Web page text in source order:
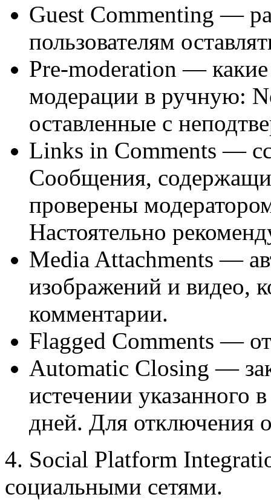
Guest Commenting —
пользователям
Pre-moderation —
модерации в ручную:
оставленные с
Links in Comments —
Сообщения,
проверены
Настоятельно
Media Attachments —
изображений и видео,
комментарии.
Flagged Comments —
Automatic Closing —
истечении указанного
дней. Для отключения
4. Social Platform
социальными сетями.